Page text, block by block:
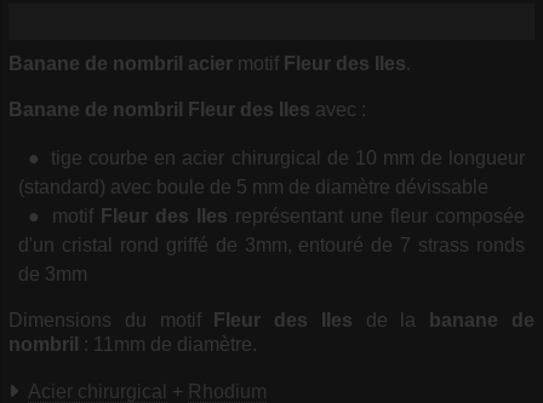
Banane de nombril acier motif Fleur des Iles.
Banane de nombril Fleur des Iles avec :
tige courbe en acier chirurgical de 10 mm de longueur
(standard) avec boule de 5 mm de diamètre dévissable
motif Fleur des Iles représentant une fleur composée
d'un cristal rond griffé de 3mm, entouré de 7 strass ronds
de 3mm
Dimensions du motif Fleur des Iles de la
banane de
nombril
: 11mm de diamètre.
Acier chirurgical + Rhodium